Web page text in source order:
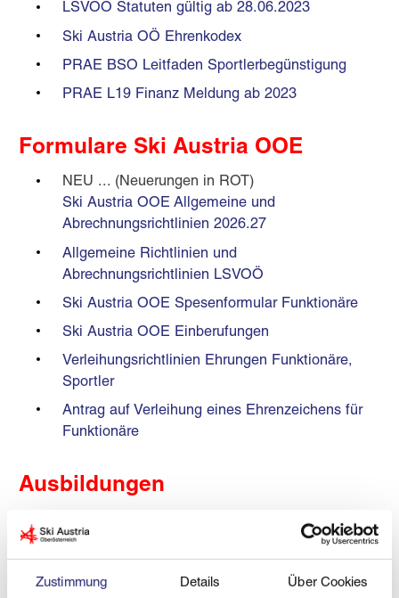
Zustimmung Details Über Cookies
LSVOÖ Statuten gültig ab 28.06.2023
Ski Austria OÖ Ehrenkodex
PRAE BSO Leitfaden Sportlerbegünstigung
PRAE L19 Finanz Meldung ab 2023
Formulare Ski Austria OOE
NEU ... (Neuerungen in ROT)
Ski Austria OOE Allgemeine und
Abrechnungsrichtlinien 2026.27
Allgemeine Richtlinien und
Abrechnungsrichtlinien LSVOÖ
Ski Austria OOE Spesenformular Funktionäre
Ski Austria OOE Einberufungen
Verleihungsrichtlinien Ehrungen Funktionäre,
Sportler
Antrag auf Verleihung eines Ehrenzeichens für
Funktionäre
Ausbildungen
KR Rennleiter-Informationsveranstaltung Alpin
- Präsentation